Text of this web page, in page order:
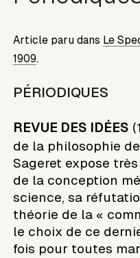
Article paru dans Le
1909.
PÉRIODIQUES
REVUE DES IDÉES
de la philosophie
Sageret expose
de la conception
science, sa
théorie de la «
le choix de ce
fois pour toutes